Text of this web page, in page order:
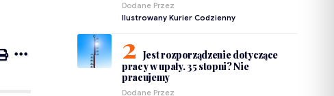
Dodane Przez
Ilustrowany Kurier Codzienny
Jest rozporządzenie dotyczące
pracy w upały. 35 stopni? Nie
pracujemy
Dodane Przez